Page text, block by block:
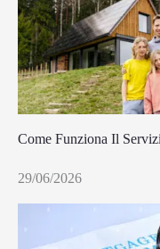
Come Funziona Il
29/06/2026